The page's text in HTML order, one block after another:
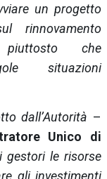
un progetto
rinnovamento
che
situazioni
dall’Autorità –
Unico di
gestori le risorse
gli investimenti